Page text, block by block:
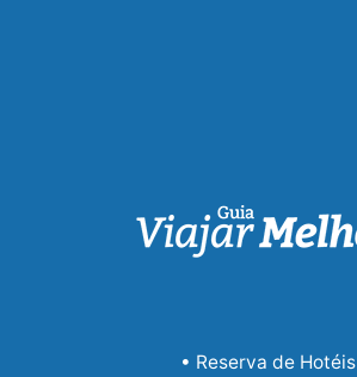
• Reserva de Hotéis